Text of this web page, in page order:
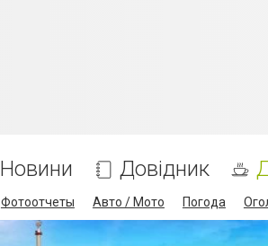
Новини Довідник
Фотоотчеты Авто / Мото Погода